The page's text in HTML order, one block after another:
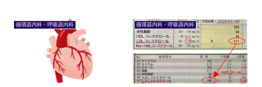
循環器内科・呼吸器内科 循環器内科・呼吸器内科